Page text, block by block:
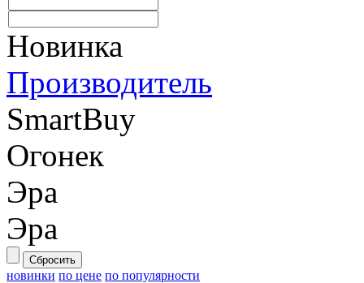
Новинка
Производитель
SmartBuy
Огонек
Эра
Эра
Сбросить
новинки по цене по популярности